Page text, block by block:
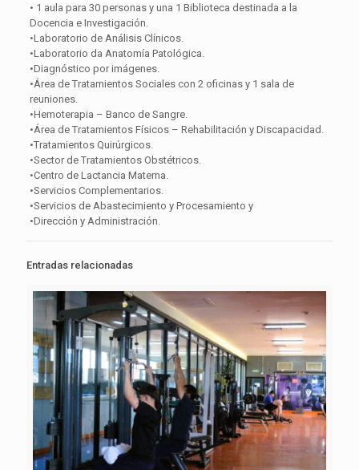
• 1 aula para 30 personas y una 1 Biblioteca destinada a la
Docencia e Investigación.
•Laboratorio de Análisis Clínicos.
•Laboratorio da Anatomía Patológica.
•Diagnóstico por imágenes.
•Área de Tratamientos Sociales con 2 oficinas y 1 sala de
reuniones.
•Hemoterapia – Banco de Sangre.
•Área de Tratamientos Físicos – Rehabilitación y Discapacidad.
•Tratamientos Quirúrgicos.
•Sector de Tratamientos Obstétricos.
•Centro de Lactancia Materna.
•Servicios Complementarios.
•Servicios de Abastecimiento y Procesamiento y
•Dirección y Administración.
Entradas relacionadas